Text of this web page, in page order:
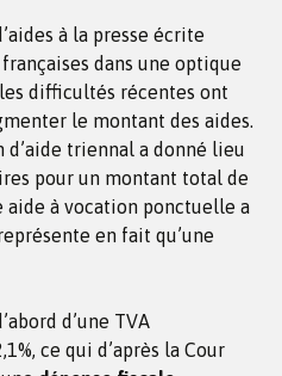
à la presse écrite
dans une optique
difficultés récentes ont
le montant des aides.
d’aide triennal a donné lieu
pour un montant total de
aide à vocation ponctuelle a
en fait qu’une
d’une TVA
ce qui d’après la Cour